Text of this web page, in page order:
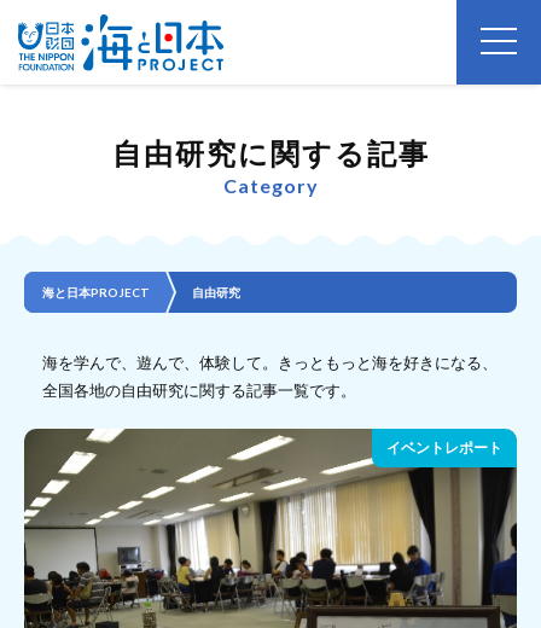
自由研究に関する記事
Category
海と日本PROJECT 自由研究
海を学んで、遊んで、体験して。きっともっと海を好きになる、
全国各地の自由研究に関する記事一覧です。
イベントレポート